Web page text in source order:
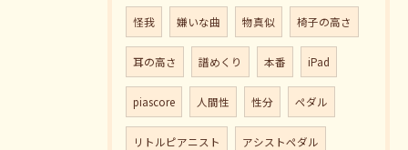
怪我 嫌いな曲 物真似 椅子の高さ
耳の高さ 譜めくり 本番 iPad
piascore 人間性 性分 ペダル
リトルピアニスト アシストペダル